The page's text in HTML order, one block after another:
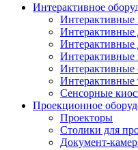
Интерактивное
Интерактивные
Интерактивные
Интерактивные
Интерактивные
Интерактивные
Интерактивные
Сенсорные
Проекционное
Проекторы
Столики для
Документ-